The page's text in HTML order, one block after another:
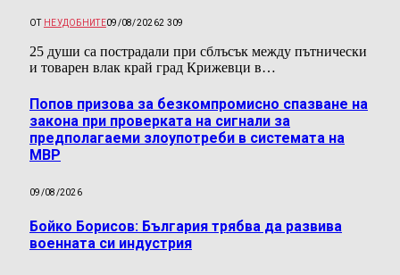
ОТ НЕУДОБНИТЕ09/08/20262 309
25 души са пострадали при сблъсък между пътнически
и товарен влак край град Крижевци в…
Попов призова за безкомпромисно спазване на
закона при проверката на сигнали за
предполагаеми злоупотреби в системата на
МВР
09/08/2026
Бойко Борисов: България трябва да развива
военната си индустрия